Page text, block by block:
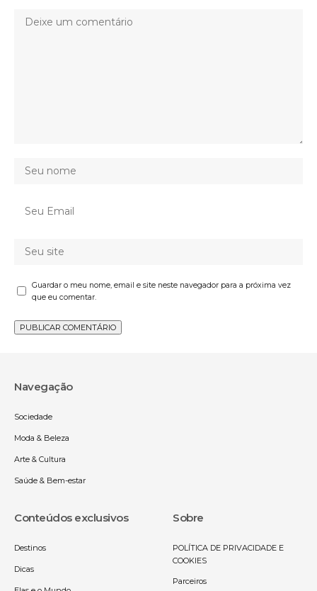
Guardar o meu nome, email e site neste navegador para a próxima vez
que eu comentar.
Navegação
Sociedade
Moda & Beleza
Arte & Cultura
Saúde & Bem-estar
Conteúdos exclusivos
Destinos
Dicas
Sobre
POLÍTICA DE PRIVACIDADE E
COOKIES
Parceiros